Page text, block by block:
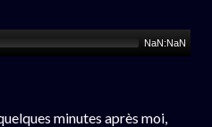
NaN:NaN
minutes après moi,